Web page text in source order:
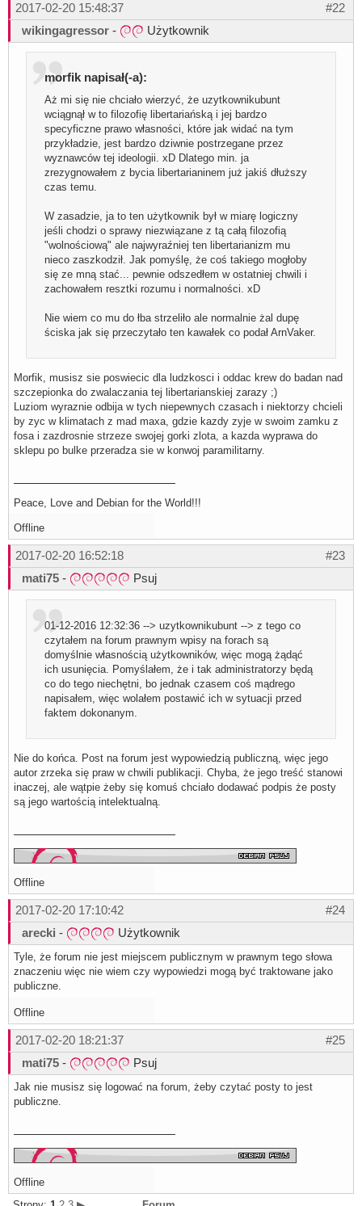
#22
2017-02-20 15:48:37
wikingagressor - Użytkownik
morfik napisał(-a):
Aż mi się nie chciało wierzyć, że uzytkownikubunt
wciągnął w to filozofię libertariańską i jej bardzo
specyficzne prawo własności, które jak widać na tym
przykładzie, jest bardzo dziwnie postrzegane przez
wyznawców tej ideologii. xD Dlatego min. ja
zrezygnowałem z bycia libertarianinem już jakiś dłuższy
czas temu.
W zasadzie, ja to ten użytkownik był w miarę logiczny
jeśli chodzi o sprawy niezwiązane z tą całą filozofią
"wolnościową" ale najwyraźniej ten libertarianizm mu
nieco zaszkodził. Jak pomyślę, że coś takiego mogłoby
się ze mną stać... pewnie odszedłem w ostatniej chwili i
zachowałem resztki rozumu i normalności. xD
Nie wiem co mu do łba strzeliło ale normalnie żal dupę
ściska jak się przeczytało ten kawałek co podał ArnVaker.
Morfik, musisz sie poswiecic dla ludzkosci i oddac krew do badan nad
szczepionka do zwalaczania tej libertarianskiej zarazy ;)
Luziom wyraznie odbija w tych niepewnych czasach i niektorzy chcieli
by zyc w klimatach z mad maxa, gdzie kazdy zyje w swoim zamku z
fosa i zazdrosnie strzeze swojej gorki zlota, a kazda wyprawa do
sklepu po bulke przeradza sie w konwoj paramilitarny.
Peace, Love and Debian for the World!!!
Offline
#23
2017-02-20 16:52:18
mati75 - Psuj
01-12-2016 12:32:36 --> uzytkownikubunt --> z tego co
czytałem na forum prawnym wpisy na forach są
domyślnie własnością użytkowników, więc mogą żądąć
ich usunięcia. Pomyślałem, że i tak administratorzy będą
co do tego niechętni, bo jednak czasem coś mądrego
napisałem, więc wolałem postawić ich w sytuacji przed
faktem dokonanym.
Nie do końca. Post na forum jest wypowiedzią publiczną, więc jego
autor zrzeka się praw w chwili publikacji. Chyba, że jego treść stanowi
inaczej, ale wątpie żeby się komuś chciało dodawać podpis że posty
są jego wartością intelektualną.
Offline
#24
2017-02-20 17:10:42
arecki - Użytkownik
Tyle, że forum nie jest miejscem publicznym w prawnym tego słowa
znaczeniu więc nie wiem czy wypowiedzi mogą być traktowane jako
publiczne.
Offline
#25
2017-02-20 18:21:37
mati75 - Psuj
Jak nie musisz się logować na forum, żeby czytać posty to jest
publiczne.
Offline